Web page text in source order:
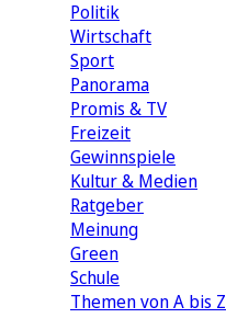
Politik
Wirtschaft
Sport
Panorama
Promis & TV
Freizeit
Gewinnspiele
Kultur & Medien
Ratgeber
Meinung
Green
Schule
Themen von A bis Z